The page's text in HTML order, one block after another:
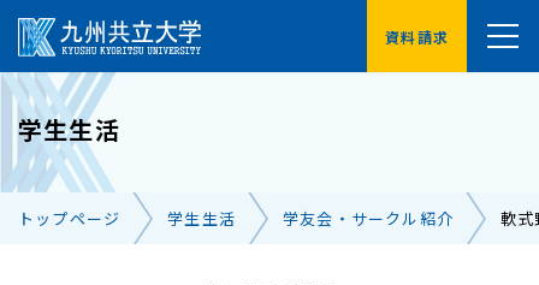
資料請求
受験生の方へ
卒業生の方へ 保護者の方へ
学生生活
トップページ 学生生活 学友会・サークル紹介 軟式